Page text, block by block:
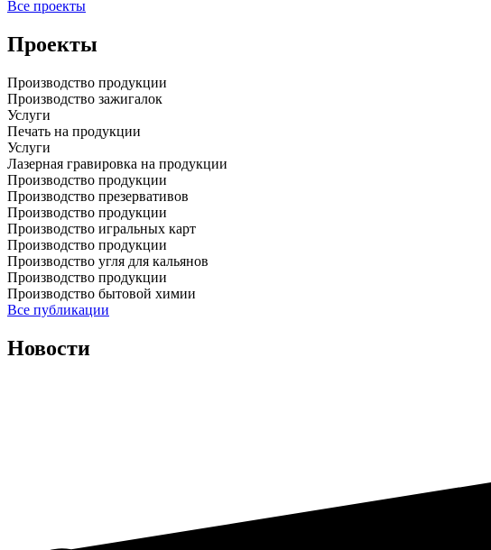
Все проекты
Проекты
Производство продукции
Производство зажигалок
Услуги
Печать на продукции
Услуги
Лазерная гравировка на продукции
Производство продукции
Производство презервативов
Производство продукции
Производство игральных карт
Производство продукции
Производство угля для кальянов
Производство продукции
Производство бытовой химии
Все публикации
Новости